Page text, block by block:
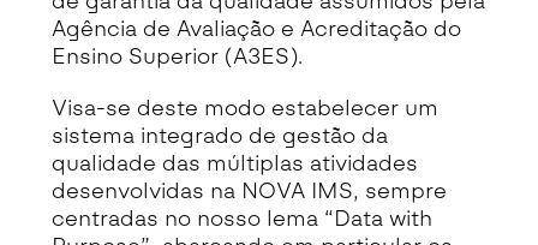
Agência de Avaliação e Acreditação do
Ensino Superior (A3ES).
Visa-se deste modo estabelecer um
sistema integrado de gestão da
qualidade das múltiplas atividades
desenvolvidas na NOVA IMS, sempre
centradas no nosso lema “Data with